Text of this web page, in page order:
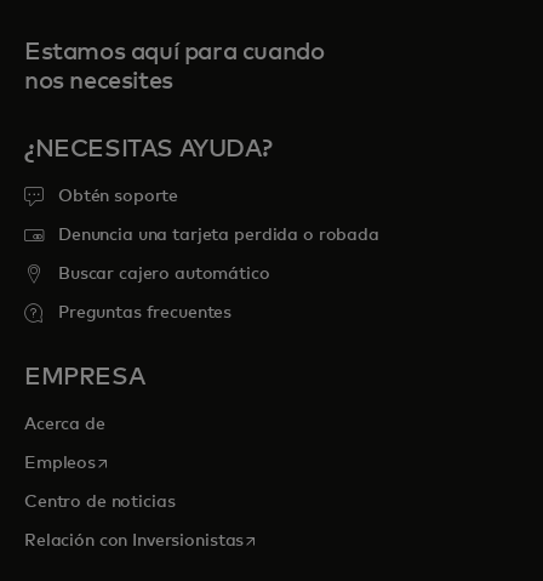
Estamos aquí para cuando
nos necesites
¿NECESITAS AYUDA?
Obtén soporte
Denuncia una tarjeta perdida o robada
Buscar cajero automático
Preguntas frecuentes
EMPRESA
Acerca de
Empleosse abre en una pestaña nueva
Centro de noticias
Relación con Inversionistasse abre en una pestaña nueva